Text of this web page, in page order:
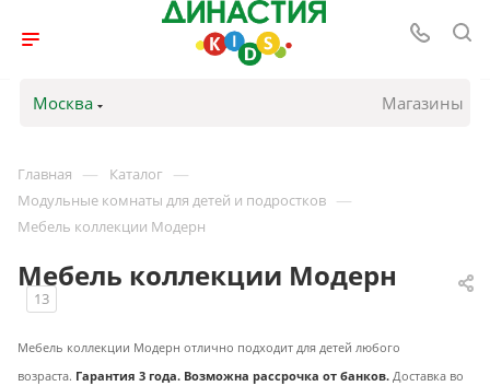
Москва Магазины
Главная — Каталог —
Модульные комнаты для детей и подростков —
Мебель коллекции Модерн
Мебель коллекции Модерн
13
Мебель коллекции Модерн отлично подходит для детей любого
возраста. Гарантия 3 года. Возможна рассрочка от банков. Доставка во